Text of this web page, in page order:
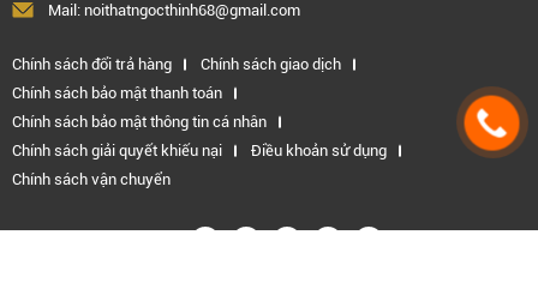
Mail: noithatngocthinh68@gmail.com
Chính sách đổi trả hàng
Chính sách giao dịch
Chính sách bảo mật thanh toán
Chính sách bảo mật thông tin cá nhân
Chính sách giải quyết khiếu nại
Điều khoản sử dụng
Chính sách vận chuyển